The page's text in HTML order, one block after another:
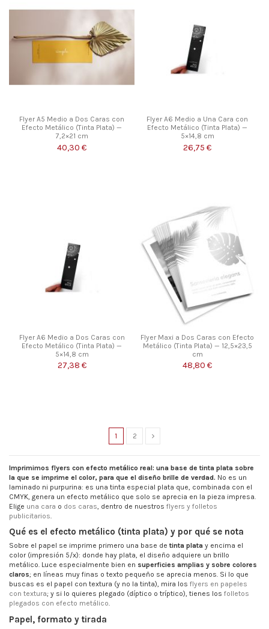
Flyer A5 Medio a Dos Caras con
Efecto Metálico (Tinta Plata) —
7,2×21 cm
40,30 €
Flyer A6 Medio a Una Cara con
Efecto Metálico (Tinta Plata) —
5×14,8 cm
26,75 €
Flyer A6 Medio a Dos Caras con
Efecto Metálico (Tinta Plata) —
5×14,8 cm
27,38 €
Flyer Maxi a Dos Caras con Efecto
Metálico (Tinta Plata) — 12,5×23,5
cm
48,80 €
1 2
Imprimimos flyers con efecto metálico real: una base de tinta plata sobre
la que se imprime el color, para que el diseño brille de verdad. No es un
laminado ni purpurina: es una tinta especial plata que, combinada con el
CMYK, genera un efecto metálico que solo se aprecia en la pieza impresa.
Elige una cara o dos caras, dentro de nuestros flyers y folletos
publicitarios.
Qué es el efecto metálico (tinta plata) y por qué se nota
Sobre el papel se imprime primero una base de tinta plata y encima el
color (impresión 5/x): donde hay plata, el diseño adquiere un brillo
metálico. Luce especialmente bien en superficies amplias y sobre colores
claros; en líneas muy finas o texto pequeño se aprecia menos. Si lo que
buscas es el papel con textura (y no la tinta), mira los flyers en papeles
con textura; y si lo quieres plegado (díptico o tríptico), tienes los folletos
plegados con efecto metálico.
Papel, formato y tirada